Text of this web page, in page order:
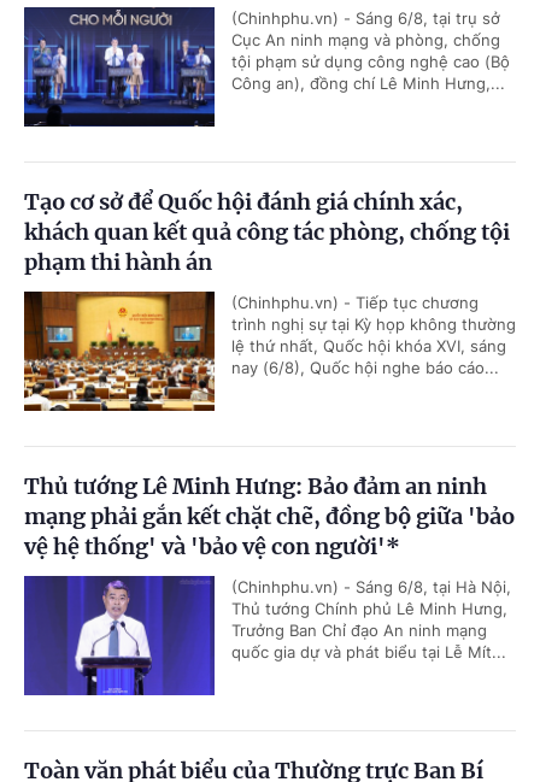
(Chinhphu.vn) - Sáng 6/8, tại trụ sở
Cục An ninh mạng và phòng, chống
tội phạm sử dụng công nghệ cao (Bộ
Công an), đồng chí Lê Minh Hưng,...
Tạo cơ sở để Quốc hội đánh giá chính xác,
khách quan kết quả công tác phòng, chống tội
phạm thi hành án
(Chinhphu.vn) - Tiếp tục chương
trình nghị sự tại Kỳ họp không thường
lệ thứ nhất, Quốc hội khóa XVI, sáng
nay (6/8), Quốc hội nghe báo cáo...
Thủ tướng Lê Minh Hưng: Bảo đảm an ninh
mạng phải gắn kết chặt chẽ, đồng bộ giữa 'bảo
vệ hệ thống' và 'bảo vệ con người'*
(Chinhphu.vn) - Sáng 6/8, tại Hà Nội,
Thủ tướng Chính phủ Lê Minh Hưng,
Trưởng Ban Chỉ đạo An ninh mạng
quốc gia dự và phát biểu tại Lễ Mít...
Toàn văn phát biểu của Thường trực Ban Bí